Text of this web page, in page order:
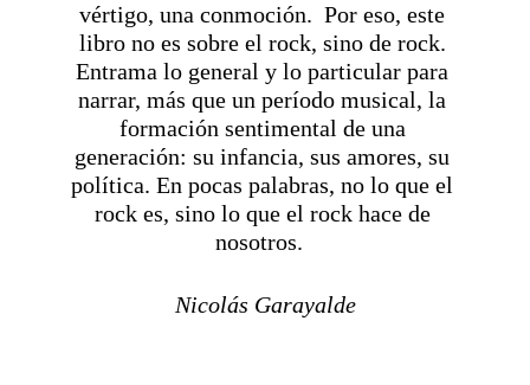
vértigo, una conmoción.  Por eso, este
libro no es sobre el rock, sino de rock.
Entrama lo general y lo particular para
narrar, más que un período musical, la
formación sentimental de una
generación: su infancia, sus amores, su
política. En pocas palabras, no lo que el
rock es, sino lo que el rock hace de
nosotros.
Nicolás Garayalde